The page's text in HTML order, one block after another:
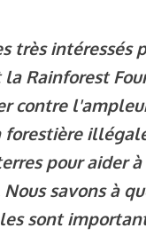
très intéressés
Rainforest
contre
pour aider
Nous savons à
sont